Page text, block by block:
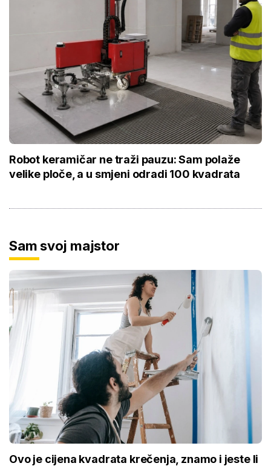
Robot keramičar ne traži pauzu: Sam polaže
velike ploče, a u smjeni odradi 100 kvadrata
Sam svoj majstor
Ovo je cijena kvadrata krečenja, znamo i jeste li